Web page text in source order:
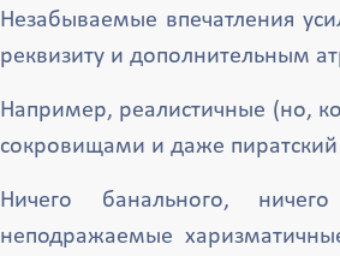
Незабываемые впечатления
реквизиту и дополнительным
Например, реалистичные (но,
сокровищами и даже
Ничего банального,
неподражаемые